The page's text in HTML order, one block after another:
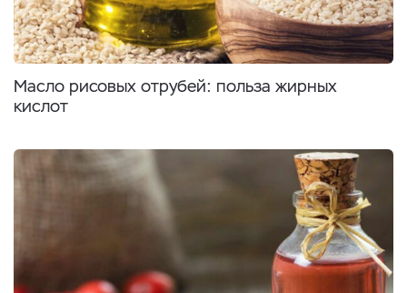
Масло рисовых отрубей: польза жирных
кислот